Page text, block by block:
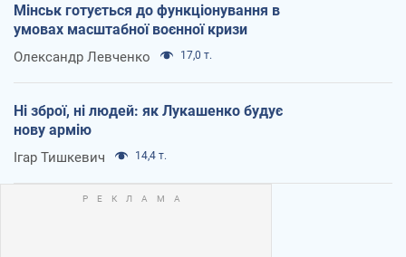
Мінськ готується до функціонування в
умовах масштабної воєнної кризи
Олександр Левченко 17,0 т.
Ні зброї, ні людей: як Лукашенко будує
нову армію
Ігар Тишкевич 14,4 т.